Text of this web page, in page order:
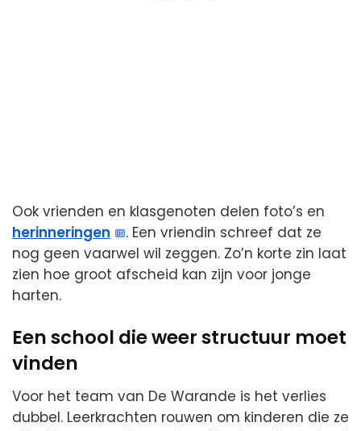
Ook vrienden en klasgenoten delen foto’s en
herinneringen
. Een vriendin schreef dat ze
nog geen vaarwel wil zeggen. Zo’n korte zin laat
zien hoe groot afscheid kan zijn voor jonge
harten.
Een school die weer structuur moet
vinden
Voor het team van De Warande is het verlies
dubbel. Leerkrachten rouwen om kinderen die ze